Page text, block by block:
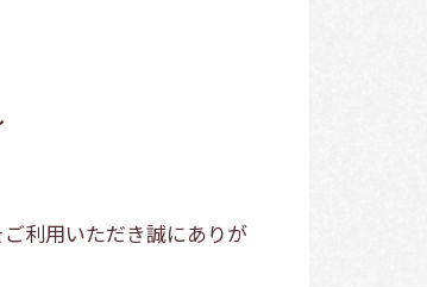
利用いただき誠にありが